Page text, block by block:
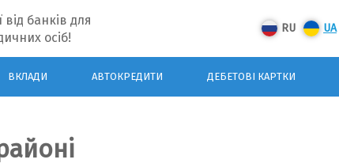
банків для
осіб!
RU UA
ВКЛАДИ АВТОКРЕДИТИ ДЕБЕТОВІ КАРТКИ